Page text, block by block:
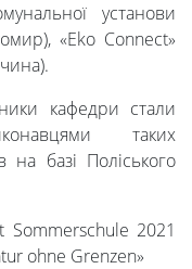
установи
«Eko Connect»
кафедри стали
таких
на базі Поліського
Sommerschule 2021
ohne Grenzen»